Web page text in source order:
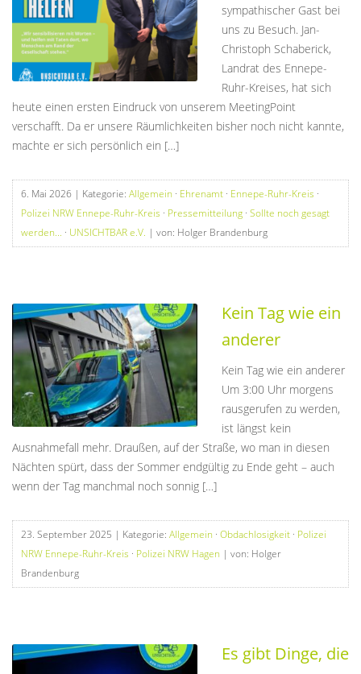
sympathischer Gast bei
uns zu Besuch. Jan-
Christoph Schaberick,
Landrat des Ennepe-
Ruhr-Kreises, hat sich
heute einen ersten Eindruck von unserem MeetingPoint
verschafft. Da er unsere Räumlichkeiten bisher noch nicht kannte,
machte er sich persönlich ein […]
6. Mai 2026 | Kategorie: Allgemein · Ehrenamt · Ennepe-Ruhr-Kreis ·
Polizei NRW Ennepe-Ruhr-Kreis · Pressemitteilung · Sollte noch gesagt
werden... · UNSICHTBAR e.V. | von: Holger Brandenburg
Kein Tag wie ein
anderer
Kein Tag wie ein anderer
Um 3:00 Uhr morgens
rausgerufen zu werden,
ist längst kein
Ausnahmefall mehr. Draußen, auf der Straße, wo man in diesen
Nächten spürt, dass der Sommer endgültig zu Ende geht – auch
wenn der Tag manchmal noch sonnig […]
23. September 2025 | Kategorie: Allgemein · Obdachlosigkeit · Polizei
NRW Ennepe-Ruhr-Kreis · Polizei NRW Hagen | von: Holger
Brandenburg
Es gibt Dinge, die